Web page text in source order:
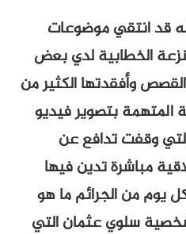
قد انتقي موضوعات
الخطابية لدي بعض
وأفقدتها الكثير من
المتهمة بتصوير فيديو
وقفت تدافع عن
مباشرة تدين فيها
يوم من الجرائم ما هو
سلوي عثمان التي